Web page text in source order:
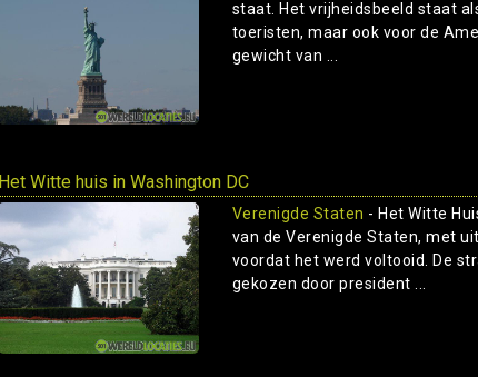
staat. Het vrijheidsbeeld staat
toeristen, maar ook voor de
gewicht van ...
Het Witte huis in Washington DC
Verenigde Staten - Het Witte
van de Verenigde Staten, met
voordat het werd voltooid. De
gekozen door president ...